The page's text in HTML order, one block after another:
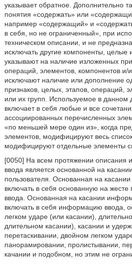
указывает обратное. Дополнительно
понятия «содержать» или
например «содержащий» и
в себя, но не ограниченный», при
техническом описании, и не
исключать другие компоненты, целые
указывают на наличие изложенных
операций, элементов, компонентов и/
исключают наличие или дополнение
признаков, целых, этапов, операций,
или их групп. Используемое в данном
включает в себя любые и все
ассоциированных перечисленных
«по меньшей мере один из», когда
элементов, модифицируют весь
модифицируют отдельные элементы
[0050] На всем протяжении описания
ввода является основанной на
пользователя. Основанная на
включать в себя основанную на
ввода. Основанная на касании
включать в себя информацию ввода,
легком ударе (или касании),
длительном касании), касании и
перетаскивании, двойном легком
панорамировании, пролистывании,
качании и подобном, но этим не